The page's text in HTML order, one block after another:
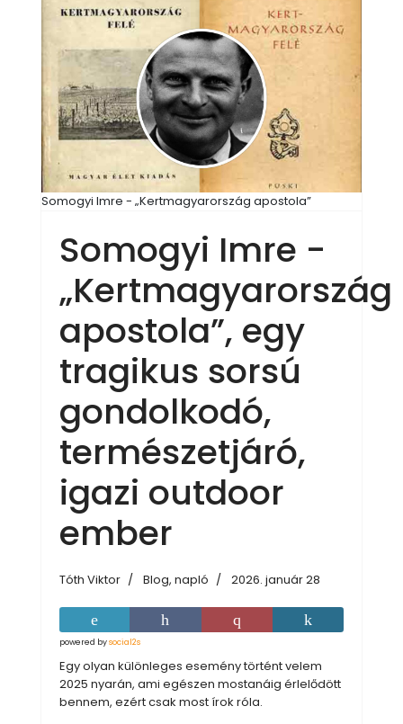
Somogyi Imre - „Kertmagyarország apostola”
Somogyi Imre -
„Kertmagyarország
apostola”, egy
tragikus sorsú
gondolkodó,
természetjáró,
igazi outdoor
ember
Tóth Viktor Blog, napló 2026. január 28
powered bysocial2s
Egy olyan különleges esemény történt velem
2025 nyarán, ami egészen mostanáig érlelődött
bennem, ezért csak most írok róla.